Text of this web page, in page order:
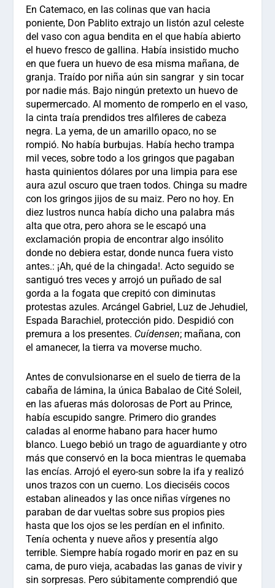
En Catemaco, en las colinas que van hacia
poniente, Don Pablito extrajo un listón azul celeste
del vaso con agua bendita en el que había abierto
el huevo fresco de gallina. Había insistido mucho
en que fuera un huevo de esa misma mañana, de
granja. Traído por niña aún sin sangrar y sin tocar
por nadie más. Bajo ningún pretexto un huevo de
supermercado. Al momento de romperlo en el vaso,
la cinta traía prendidos tres alfileres de cabeza
negra. La yema, de un amarillo opaco, no se
rompió. No había burbujas. Había hecho trampa
mil veces, sobre todo a los gringos que pagaban
hasta quinientos dólares por una limpia para ese
aura azul oscuro que traen todos. Chinga su madre
con los gringos jijos de su maiz. Pero no hoy. En
diez lustros nunca había dicho una palabra más
alta que otra, pero ahora se le escapó una
exclamación propia de encontrar algo insólito
donde no debiera estar, donde nunca fuera visto
antes.: ¡Ah, qué de la chingada!. Acto seguido se
santiguó tres veces y arrojó un puñado de sal
gorda a la fogata que crepitó con diminutas
protestas azules. Arcángel Gabriel, Luz de Jehudiel,
Espada Barachiel, protección pido. Despidió con
premura a los presentes. Cuídensen; mañana, con
el amanecer, la tierra va moverse mucho.
Antes de convulsionarse en el suelo de tierra de la
cabaña de lámina, la única Babalao de Cité Soleil,
en las afueras más dolorosas de Port au Prince,
había escupido sangre. Primero dio grandes
caladas al enorme habano para hacer humo
blanco. Luego bebió un trago de aguardiante y otro
más que conservó en la boca mientras le quemaba
las encías. Arrojó el eyero-sun sobre la ifa y realizó
unos trazos con un cuerno. Los dieciséis cocos
estaban alineados y las once niñas vírgenes no
paraban de dar vueltas sobre sus propios pies
hasta que los ojos se les perdían en el infinito.
Tenía ochenta y nueve años y presentía algo
terrible. Siempre había rogado morir en paz en su
cama, de puro vieja, acabadas las ganas de vivir y
sin sorpresas. Pero súbitamente comprendió que